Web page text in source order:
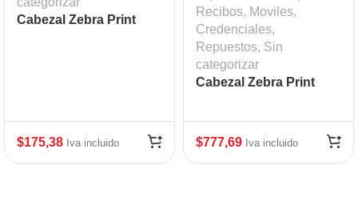
Cabezal Zebra Print
$175,38 Iva incluido
Recibos, Moviles,
Credenciales,
Repuestos, Sin
categorizar
Cabezal Zebra Print
$777,69 Iva incluido